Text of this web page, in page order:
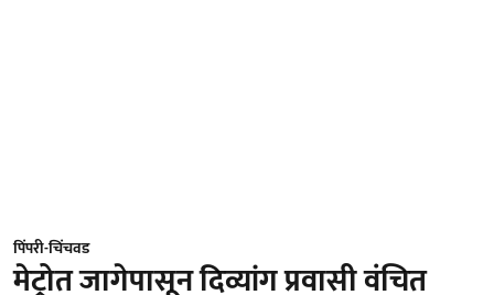
पिंपरी-चिंचवड
मेट्रोत जागेपासून दिव्यांग प्रवासी वंचित